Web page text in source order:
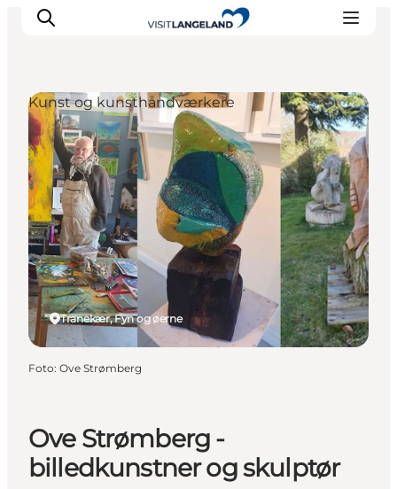
Oplevelser
Byer og øer
Outdoor
Overnatning
Planlæg ferie
Ove Strømberg -
billedkunstner og skulptør
Tranekær, Fyn og øerne
Kunst og kunsthåndværkere
Foto: Ove Strømberg